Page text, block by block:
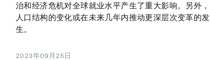
治和经济危机对全球就业水平产生了重大影响。另外，
人口结构的变化或在未来几年内推动更深层次变革的发
生。
2023年09月25日